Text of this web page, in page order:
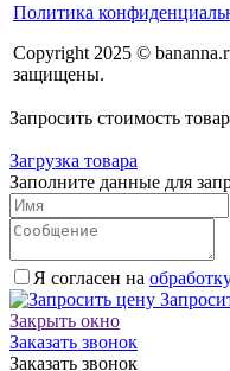
Политика
Copyright 2025 ©
защищены.
Запросить стоимость
Загрузка товара
Заполните данные для
Я согласен на
Закрыть окно
Заказать звонок
Заказать звонок